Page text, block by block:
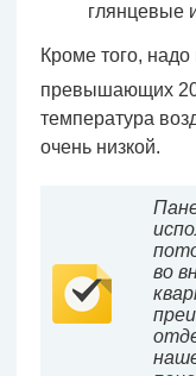
глянцевые
Кроме того,
превышающих
температура
очень низкой.
во